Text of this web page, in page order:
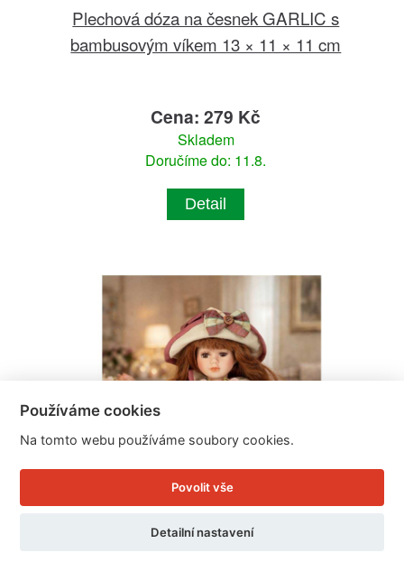
Plechová dóza na česnek GARLIC s
bambusovým víkem 13 × 11 × 11 cm
Cena: 279 Kč
Skladem
Doručíme do: 11.8.
Detail
Používáme cookies
Na tomto webu používáme soubory cookies.
Povolit vše
Detailní nastavení